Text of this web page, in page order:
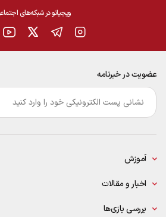
ویجیاتو در شبکه‌های
عضویت در خبرنامه
ایمیل
آموزش
اخبار و مقالات
بررسی بازی‌ها